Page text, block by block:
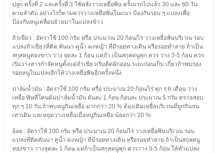
ปลูก ครั้งที่ 2 และครั้งที่ 3 ใช้หลังวางเหยื่อพิษ ครั้งแรกไปแล้ว 30 และ 60 วัน
ตามลำดับ อย่างไรก็ตามควรวางเหยื่อพิษในแนว ป้องกันรอบ ๆ แปลงเพื่อ
ป้องกันหนูเคลื่อนย้ายมาในแปลงข้าว
ถั่วเขียว : อัตราใช้ 100 กรัม หรือ ประมาณ 20 ก้อน/ไร่ วางเหยื่อพิษบริเวณ รอบ
แปลงถั่วเขียวที่ติด คันนา คูน้ำ ดงหญ้า ที่มีรอยทางเดิน หรือรอยทำลาย ถ้าเป็น
สกุลหนูทองขาว วาง จุดละ 1 ก้อน แต่ถ้า เป็นสกุลหนูพุก ควร วาง 3-5 ก้อน ควร
เริ่มวางสารกำจัดหนูตั้งแต่ถั่วเขียวเริ่มติดฝักอ่อน ระยะก่อนเก็บ เกี่ยวถ้าพบร่อง
รอยหนูในแปลงอีกให้วางเหยื่อพิษอีกครั้งหนึ่ง
ปาล์มน้ำมัน : อัตราใช้ 100 กรัม หรือ ประมาณ 20 ก้อน/ไร่ ทุก ๆ 6 เดือน วาง
เหยื่อ พิษที่โคนต้นปาล์มน้ำมัน ต้นละ 1 ก้อน ก้อนละ ประมาณ 5 กรัม ตรวจสอบ
ทุก ๆ 10 วัน ถ้าพบหนูกินเหยื่อ มากกว่า 20 % ต้องเติมเหยื่อบริเวณที่ถูกกินจน
เท่าเดิม และหยุดวางเหยื่อเมื่อหนูกินเหยื่อ น้อยกว่า 20 %
อ้อย : อัตราใช้ 100 กรัม หรือ ประมาณ 20 ก้อน/ไร่ วางเหยื่อพิษบริเวณ รอบ
แปลงที่ติดคันนา คูน้ำ ดงหญ้า ที่มีรอยทางเดิน หรือรอยทำลาย ถ้าเป็นสกุลหนู
ทองขาว วางจุดละ 1 ก้อน แต่ถ้าเป็นสกุลหนูพุก ควรวาง 3-5 ก้อน ให้ทั่วแปลง